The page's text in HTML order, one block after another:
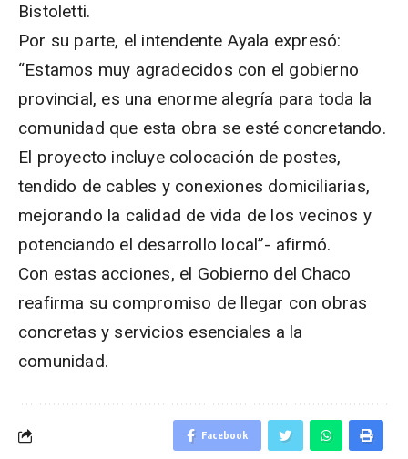
Bistoletti.
Por su parte, el intendente Ayala expresó:
“Estamos muy agradecidos con el gobierno
provincial, es una enorme alegría para toda la
comunidad que esta obra se esté concretando.
El proyecto incluye colocación de postes,
tendido de cables y conexiones domiciliarias,
mejorando la calidad de vida de los vecinos y
potenciando el desarrollo local”- afirmó.
Con estas acciones, el Gobierno del Chaco
reafirma su compromiso de llegar con obras
concretas y servicios esenciales a la
comunidad.
Facebook